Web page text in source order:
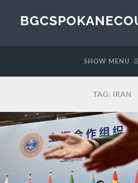
SHOW MENU
TAG: IRAN